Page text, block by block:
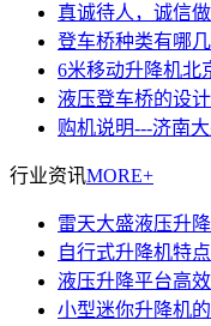
真诚待人，诚信
登车桥种类有哪
6米移动升降机北
液压登车桥的设
购机说明---济南
行业资讯MORE+
雷天大盛液压升
自行式升降机特点
液压升降平台高
小型迷你升降机